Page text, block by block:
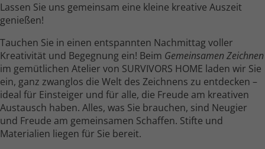
Lassen Sie uns gemeinsam eine kleine kreative Auszeit
genießen!
Tauchen Sie in einen entspannten Nach­mittag voller
Kreativität und Begegnung ein! Beim Gemeinsamen Zeichnen
im gemüt­lichen Atelier von SURVIVORS HOME laden wir Sie
ein, ganz zwanglos die Welt des Zeichnens zu entdecken –
ideal für Einsteiger und für alle, die Freude am kreativen
Austausch haben. Alles, was Sie brauchen, sind Neugier
und Freude am gemein­samen Schaffen. Stifte und
Materialien liegen für Sie bereit.